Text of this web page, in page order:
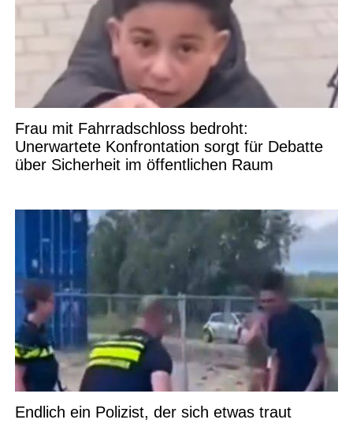
Frau mit Fahrradschloss bedroht:
Unerwartete Konfrontation sorgt für Debatte
über Sicherheit im öffentlichen Raum
Endlich ein Polizist, der sich etwas traut